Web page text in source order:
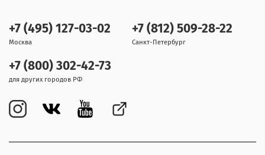
+7 (495) 127-03-02
Москва
+7 (812) 509-28-22
Санкт-Петербург
+7 (800) 302-42-73
для других городов РФ